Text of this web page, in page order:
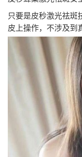
只要是皮秒激光祛斑
皮上操作，不涉及到